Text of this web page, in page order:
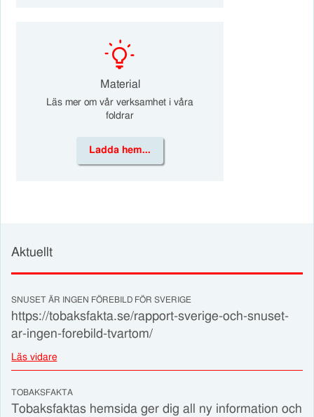
k
Material
Läs mer om vår verksamhet i våra
foldrar
Ladda hem...
Aktuellt
SNUSET ÄR INGEN FÖREBILD FÖR SVERIGE
https://tobaksfakta.se/rapport-sverige-och-snuset-
ar-ingen-forebild-tvartom/
Läs vidare
TOBAKSFAKTA
Tobaksfaktas hemsida ger dig all ny information och